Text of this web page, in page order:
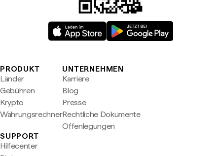
PRODUKT
Länder
Gebühren
Krypto
Währungsrechner
UNTERNEHMEN
Karriere
Blog
Presse
Rechtliche Dokumente
Offenlegungen
SUPPORT
Hilfecenter